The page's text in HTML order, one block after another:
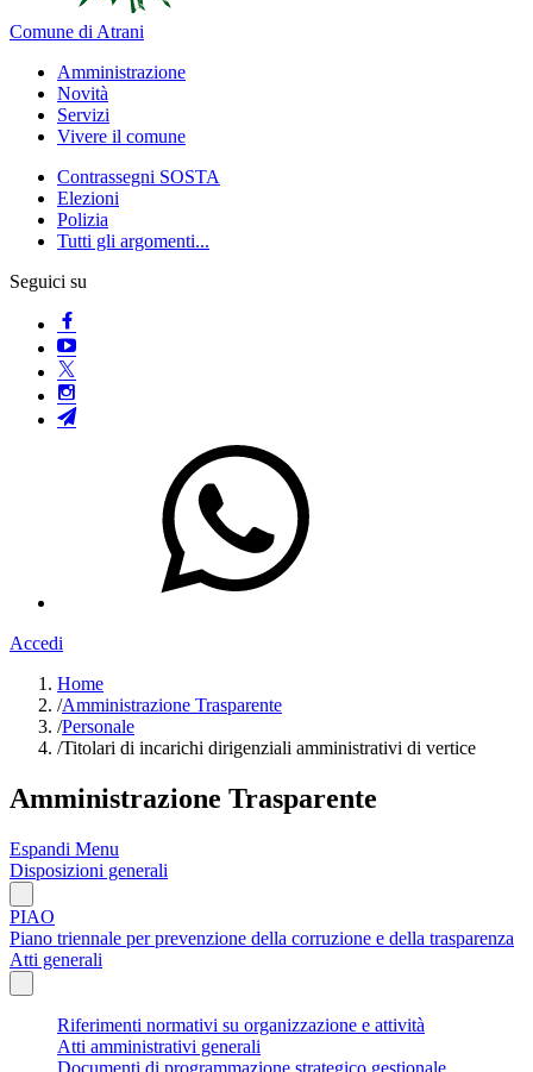
Comune di Atrani
Amministrazione
Novità
Servizi
Vivere il comune
Contrassegni SOSTA
Elezioni
Polizia
Tutti gli argomenti...
Seguici su
Accedi
Home
/Amministrazione Trasparente
/Personale
/Titolari di incarichi dirigenziali amministrativi di vertice
Amministrazione Trasparente
Espandi Menu
Disposizioni generali
PIAO
Piano triennale per prevenzione della corruzione e della trasparenza
Atti generali
Riferimenti normativi su organizzazione e attività
Atti amministrativi generali
Documenti di programmazione strategico gestionale